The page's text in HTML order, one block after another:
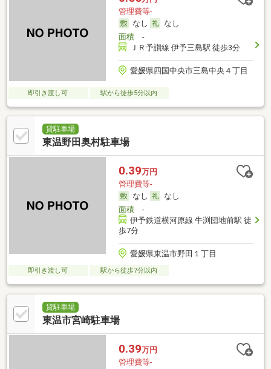
管理費等-
なし
なし
面積-
ＪＲ予讃線 伊予三島駅 徒歩3分
愛媛県四国中央市三島中央４丁目
即引き渡し可 駅から徒歩5分以内
貸駐車場
東温野田奥村駐車場
0.39万円
管理費等-
なし
なし
面積-
伊予鉄道横河原線 牛渕団地前駅 徒
歩7分
愛媛県東温市野田１丁目
即引き渡し可 駅から徒歩7分以内
貸駐車場
東温市宮崎駐車場
0.39万円
管理費等-